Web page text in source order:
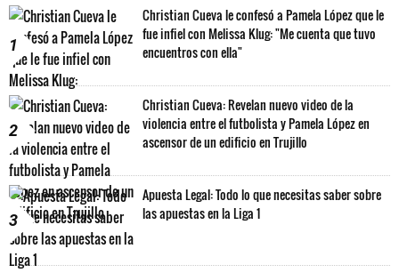
1
Christian Cueva le confesó a Pamela López que le
fue infiel con Melissa Klug: "Me cuenta que tuvo
encuentros con ella"
2
Christian Cueva: Revelan nuevo video de la
violencia entre el futbolista y Pamela López en
ascensor de un edificio en Trujillo
3
Apuesta Legal: Todo lo que necesitas saber sobre
las apuestas en la Liga 1